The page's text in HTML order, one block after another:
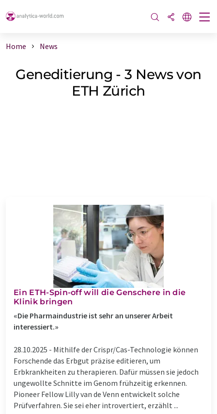
Home News
Geneditierung - 3 News von
ETH Zürich
Ein ETH-Spin-off will die Genschere in die
Klinik bringen
«Die Pharmaindustrie ist sehr an unserer Arbeit
interessiert.»
28.10.2025 - Mithilfe der Crispr/Cas-Technologie können
Forschende das Erbgut präzise editieren, um
Erbkrankheiten zu therapieren. Dafür müssen sie jedoch
ungewollte Schnitte im Genom frühzeitig erkennen.
Pioneer Fellow Lilly van de Venn entwickelt solche
Prüfverfahren. Sie sei eher introvertiert, erzählt ...